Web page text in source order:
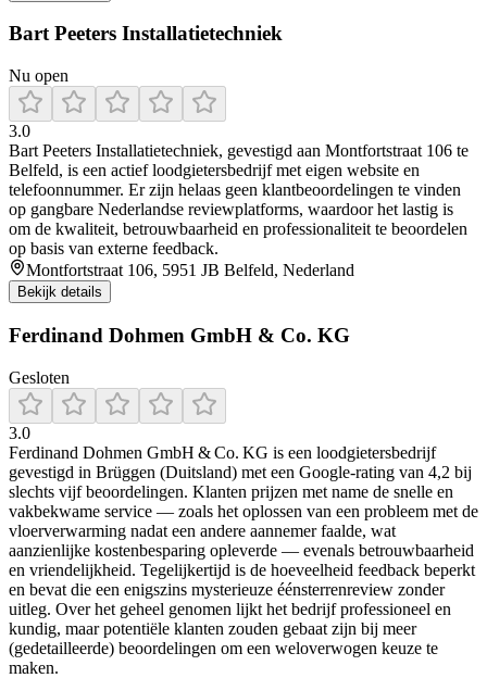
Bart Peeters Installatietechniek
Nu open
3.0
Bart Peeters Installatietechniek, gevestigd aan Montfortstraat 106 te
Belfeld, is een actief loodgietersbedrijf met eigen website en
telefoonnummer. Er zijn helaas geen klantbeoordelingen te vinden
op gangbare Nederlandse reviewplatforms, waardoor het lastig is
om de kwaliteit, betrouwbaarheid en professionaliteit te beoordelen
op basis van externe feedback.
Montfortstraat 106, 5951 JB Belfeld, Nederland
Bekijk details
Ferdinand Dohmen GmbH & Co. KG
Gesloten
3.0
Ferdinand Dohmen GmbH & Co. KG is een loodgietersbedrijf
gevestigd in Brüggen (Duitsland) met een Google-rating van 4,2 bij
slechts vijf beoordelingen. Klanten prijzen met name de snelle en
vakbekwame service — zoals het oplossen van een probleem met de
vloerverwarming nadat een andere aannemer faalde, wat
aanzienlijke kostenbesparing opleverde — evenals betrouwbaarheid
en vriendelijkheid. Tegelijkertijd is de hoeveelheid feedback beperkt
en bevat die een enigszins mysterieuze éénsterrenreview zonder
uitleg. Over het geheel genomen lijkt het bedrijf professioneel en
kundig, maar potentiële klanten zouden gebaat zijn bij meer
(gedetailleerde) beoordelingen om een weloverwogen keuze te
maken.